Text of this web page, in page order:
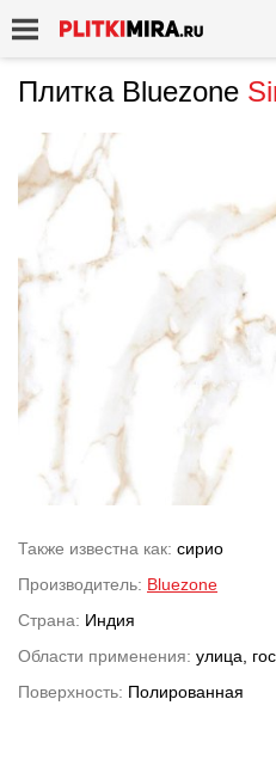
Плитка Bluezone
Также известна как: сирио
Производитель: Bluezone
Страна: Индия
Области применения: улица,
Поверхность: Полированная